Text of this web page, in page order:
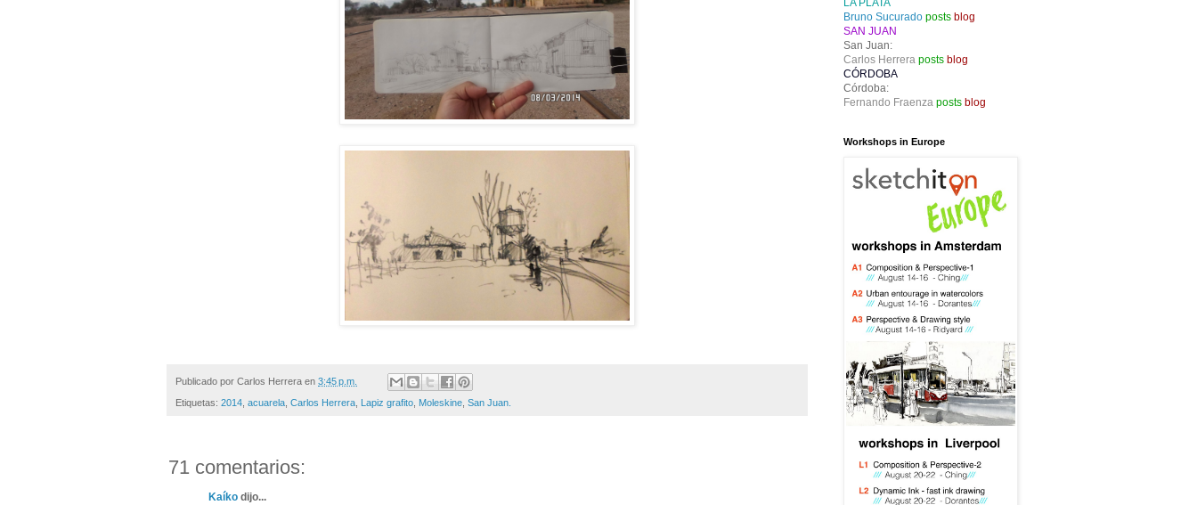
Publicado por Carlos Herrera en 3:45 p.m.
Etiquetas: 2014, acuarela, Carlos Herrera, Lapiz grafito, Moleskine, San Juan.
71 comentarios:
Kaíko dijo...
LA PLATA
Bruno Sucurado posts blog
SAN JUAN
San Juan:
Carlos Herrera posts blog
CÓRDOBA
Córdoba:
Fernando Fraenza posts blog
Workshops in Europe